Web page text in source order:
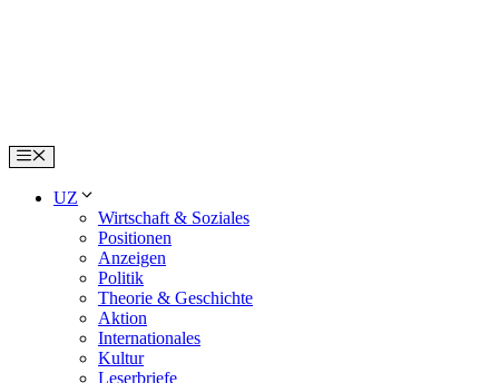
Menu
UZ
Wirtschaft & Soziales
Positionen
Anzeigen
Politik
Theorie & Geschichte
Aktion
Internationales
Kultur
Leserbriefe